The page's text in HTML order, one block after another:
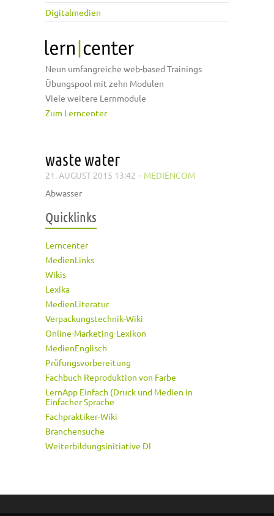
Digitalmedien
Neun umfangreiche web-based Trainings
Übungspool mit zehn Modulen
Viele weitere Lernmodule
Zum Lerncenter
waste water
21. AUGUST 2015 13:42 – MEDIENCOM
Abwasser
Quicklinks
Lerncenter
MedienLinks
Wikis
Lexika
MedienLiteratur
Verpackungstechnik-Wiki
Online-Marketing-Lexikon
MedienEnglisch
Prüfungsvorbereitung
Fachbuch Reproduktion von Farbe
LernApp Einfach (Druck und Medien in
Einfacher Sprache
Fachpraktiker-Wiki
Branchensuche
Weiterbildungsinitiative DI